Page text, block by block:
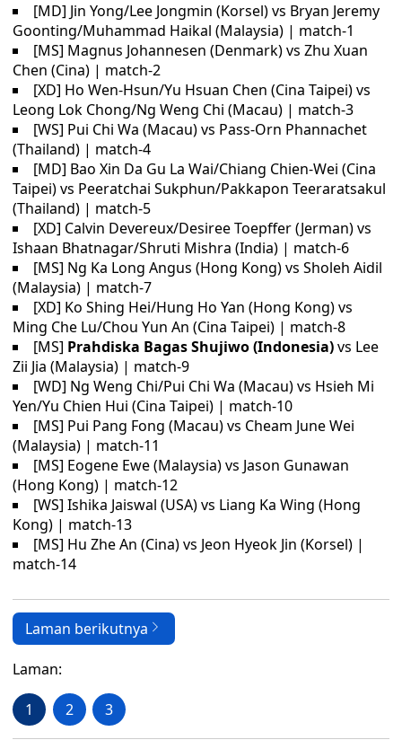
[MD] Jin Yong/Lee Jongmin (Korsel) vs Bryan Jeremy
Goonting/Muhammad Haikal (Malaysia) | match-1
[MS] Magnus Johannesen (Denmark) vs Zhu Xuan
Chen (Cina) | match-2
[XD] Ho Wen-Hsun/Yu Hsuan Chen (Cina Taipei) vs
Leong Lok Chong/Ng Weng Chi (Macau) | match-3
[WS] Pui Chi Wa (Macau) vs Pass-Orn Phannachet
(Thailand) | match-4
[MD] Bao Xin Da Gu La Wai/Chiang Chien-Wei (Cina
Taipei) vs Peeratchai Sukphun/Pakkapon Teeraratsakul
(Thailand) | match-5
[XD] Calvin Devereux/Desiree Toepffer (Jerman) vs
Ishaan Bhatnagar/Shruti Mishra (India) | match-6
[MS] Ng Ka Long Angus (Hong Kong) vs Sholeh Aidil
(Malaysia) | match-7
[XD] Ko Shing Hei/Hung Ho Yan (Hong Kong) vs
Ming Che Lu/Chou Yun An (Cina Taipei) | match-8
[MS] Prahdiska Bagas Shujiwo (Indonesia)vs Lee
Zii Jia (Malaysia) | match-9
[WD] Ng Weng Chi/Pui Chi Wa (Macau) vs Hsieh Mi
Yen/Yu Chien Hui (Cina Taipei) | match-10
[MS] Pui Pang Fong (Macau) vs Cheam June Wei
(Malaysia) | match-11
[MS] Eogene Ewe (Malaysia) vs Jason Gunawan
(Hong Kong) | match-12
[WS] Ishika Jaiswal (USA) vs Liang Ka Wing (Hong
Kong) | match-13
[MS] Hu Zhe An (Cina) vs Jeon Hyeok Jin (Korsel) |
match-14
Laman berikutnya
Laman:
1 2 3